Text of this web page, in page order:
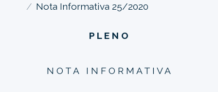
Nota Informativa 25/2020
P L E N O
N O T A I N F O R M A T I V A